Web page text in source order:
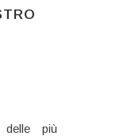
delle più